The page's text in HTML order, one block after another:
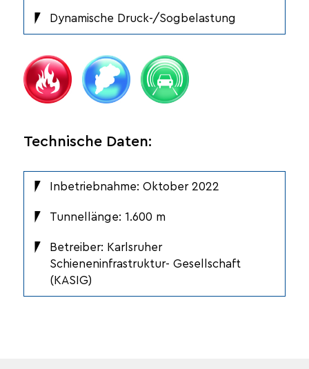
Dynamische Druck-/Sogbelastung
Technische Daten:
Inbetriebnahme: Oktober 2022
Tunnellänge: 1.600 m
Betreiber: Karlsruher
Schieneninfrastruktur- Gesellschaft
(KASIG)